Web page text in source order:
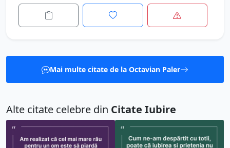
Mai multe citate de la Octavian Paler
Alte citate celebre din Citate Iubire